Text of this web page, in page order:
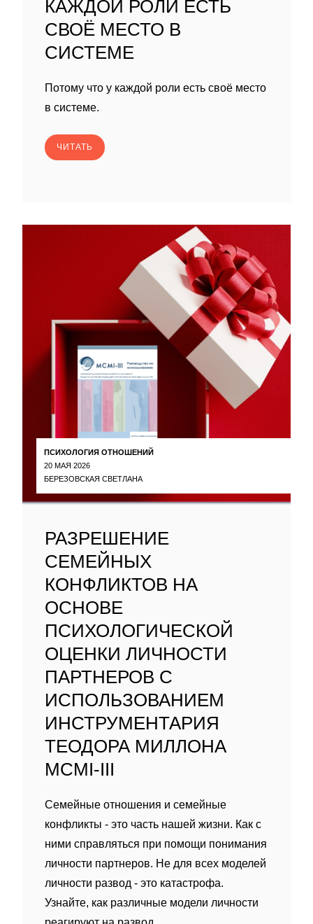
КАЖДОЙ РОЛИ ЕСТЬ
СВОЁ МЕСТО В
СИСТЕМЕ
Потому что у каждой роли есть своё место
в системе.
ЧИТАТЬ
ПСИХОЛОГИЯ ОТНОШЕНИЙ
20 МАЯ 2026
БЕРЕЗОВСКАЯ СВЕТЛАНА
РАЗРЕШЕНИЕ
СЕМЕЙНЫХ
КОНФЛИКТОВ НА
ОСНОВЕ
ПСИХОЛОГИЧЕСКОЙ
ОЦЕНКИ ЛИЧНОСТИ
ПАРТНЕРОВ С
ИСПОЛЬЗОВАНИЕМ
ИНСТРУМЕНТАРИЯ
ТЕОДОРА МИЛЛОНА
MCMI-III
Семейные отношения и семейные
конфликты - это часть нашей жизни. Как с
ними справляться при помощи понимания
личности партнеров. Не для всех моделей
личности развод - это катастрофа.
Узнайте, как различные модели личности